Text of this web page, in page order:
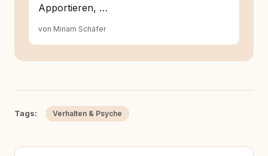
Apportieren, …
von Miriam Schäfer
Tags: Verhalten & Psyche